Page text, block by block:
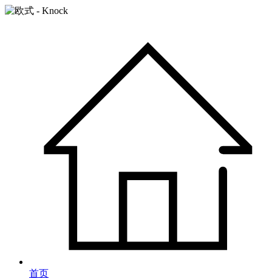
首页